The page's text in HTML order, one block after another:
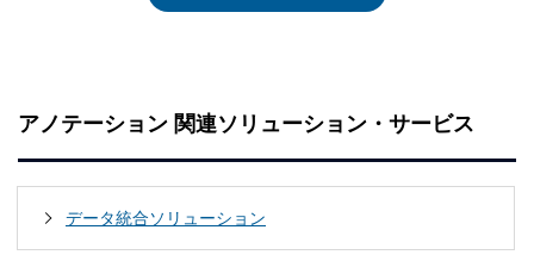
アノテーション 関連ソリューション・サービス
データ統合ソリューション